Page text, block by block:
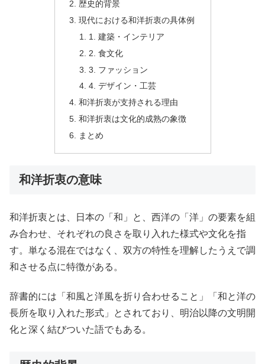
歴史的背景
現代における和洋折衷の具体例
1. 建築・インテリア
2. 食文化
3. ファッション
4. デザイン・工芸
和洋折衷が支持される理由
和洋折衷は文化的成熟の象徴
まとめ
和洋折衷の意味
和洋折衷とは、日本の「和」と、西洋の「洋」の要素を組
み合わせ、それぞれの良さを取り入れた様式や文化を指
す。単なる混在ではなく、双方の特性を理解したうえで調
和させる点に特徴がある。
辞書的には「和風と洋風を折り合わせること」「和と洋の
長所を取り入れた形式」とされており、明治以降の文明開
化と深く結びついた語でもある。